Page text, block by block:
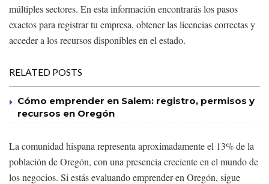
múltiples sectores. En esta información encontrarás los pasos
exactos para registrar tu empresa, obtener las licencias correctas y
acceder a los recursos disponibles en el estado.
RELATED POSTS
Cómo emprender en Salem: registro, permisos y
recursos en Oregón
La comunidad hispana representa aproximadamente el 13% de la
población de Oregón, con una presencia creciente en el mundo de
los negocios. Si estás evaluando emprender en Oregón, sigue